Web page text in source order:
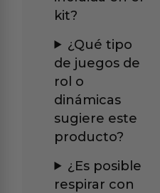
kit?
¿Qué tipo
de juegos de
rol o
dinámicas
sugiere este
producto?
¿Es posible
respirar con